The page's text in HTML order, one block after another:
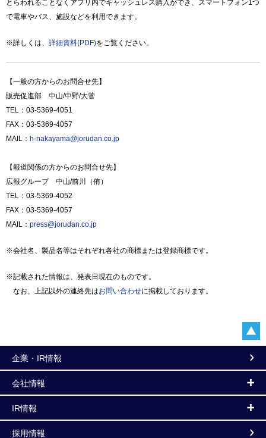
とらわれることなくアプリ内でキャッシュレス購入ができ、スマートフォン1つ
で電車やバス、施設などを利用できます。
※詳しくは、 詳細資料(PDF)をご覧ください。
【一般の方からのお問合せ先】
販売促進部 中山/中野/大菅
TEL：03-5369-4051
FAX：03-5369-4057
MAIL： h-nakayama@jorudan.co.jp
【報道関係の方からのお問合せ先】
広報グループ 中山/前川（侑）
TEL：03-5369-4052
FAX：03-5369-4057
MAIL： press@jorudan.co.jp
※会社名、製品名等はそれぞれ各社の商標または登録商標です。
※記載された情報は、発表日現在のものです。
なお、上記以外の連絡先はお問い合わせに掲載しております。
企業・IR情報
会社情報
IR情報
採用情報